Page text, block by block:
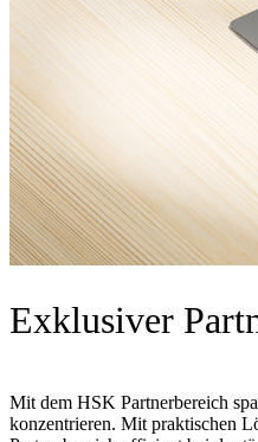
Exklusiver
Mit dem HSK Partnerbereich
konzentrieren. Mit praktischen